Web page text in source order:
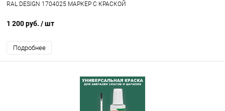
RAL DESIGN 1704025 МАРКЕР С КРАСКОЙ
1 200 руб. / шт
Подробнее